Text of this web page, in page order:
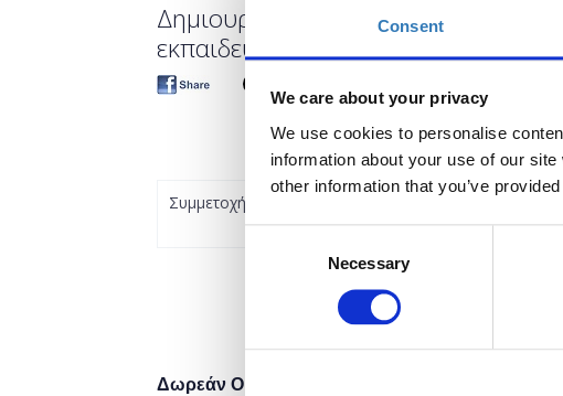
Consent
We care about your privacy
We use cookies to personalise
information about your use of our
other information that you’ve
Necessary
Δημιουργία κουίζ και
εκπαιδευτικούς) - Online
Συμμετοχή
Δωρεάν On Line σεμινάριο.